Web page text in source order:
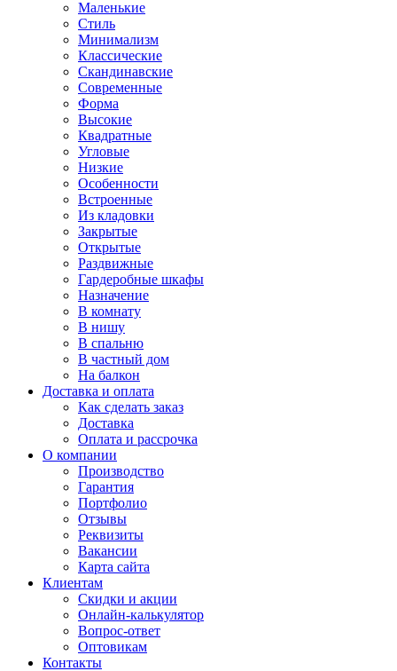
Маленькие
Стиль
Минимализм
Классические
Скандинавские
Современные
Форма
Высокие
Квадратные
Угловые
Низкие
Особенности
Встроенные
Из кладовки
Закрытые
Открытые
Раздвижные
Гардеробные шкафы
Назначение
В комнату
В нишу
В спальню
В частный дом
На балкон
Доставка и оплата
Как сделать заказ
Доставка
Оплата и рассрочка
О компании
Производство
Гарантия
Портфолио
Отзывы
Реквизиты
Вакансии
Карта сайта
Клиентам
Скидки и акции
Онлайн-калькулятор
Вопрос-ответ
Оптовикам
Контакты